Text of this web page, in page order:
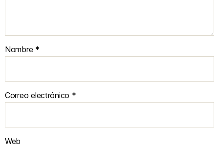
Nombre *
Correo electrónico *
Web